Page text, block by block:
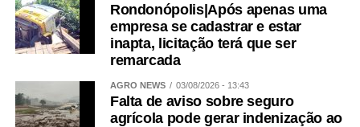
Rondonópolis|Após apenas uma
empresa se cadastrar e estar
inapta, licitação terá que ser
remarcada
AGRO NEWS 03/08/2026 - 13:43
Falta de aviso sobre seguro
agrícola pode gerar indenização ao